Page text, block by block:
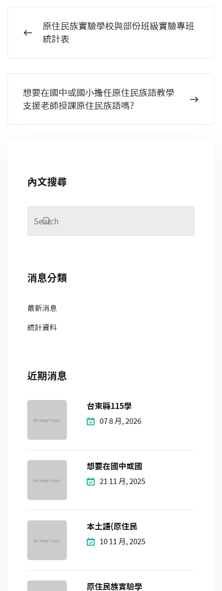
原住民族實驗學校與部份班級實驗專班
統計表
想要在國中或國小擔任原住民族語教學
支援老師授課原住民族語嗎?
內文搜尋
消息分類
最新消息
統計資料
近期消息
台東縣115學
07 8 月, 2026
想要在國中或國
21 11 月, 2025
本土語(原住民
10 11 月, 2025
原住民族實驗學